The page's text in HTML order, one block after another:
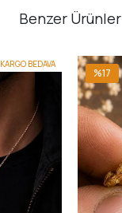
Benzer Ürünler
KARGO BEDAVA
%17